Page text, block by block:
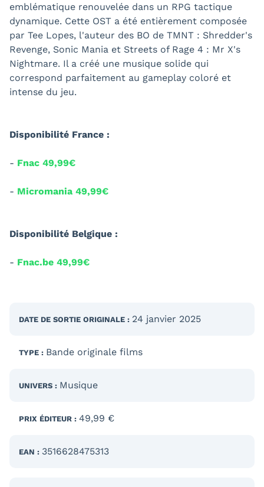
emblématique renouvelée dans un RPG tactique
dynamique. Cette OST a été entièrement composée
par Tee Lopes, l'auteur des BO de TMNT : Shredder's
Revenge, Sonic Mania et Streets of Rage 4 : Mr X's
Nightmare. Il a créé une musique solide qui
correspond parfaitement au gameplay coloré et
intense du jeu.
Disponibilité France :
- Fnac 49,99€
- Micromania 49,99€
Disponibilité Belgique :
- Fnac.be 49,99€
DATE DE SORTIE ORIGINALE : 24 janvier 2025
TYPE : Bande originale films
UNIVERS : Musique
PRIX ÉDITEUR : 49,99 €
EAN : 3516628475313